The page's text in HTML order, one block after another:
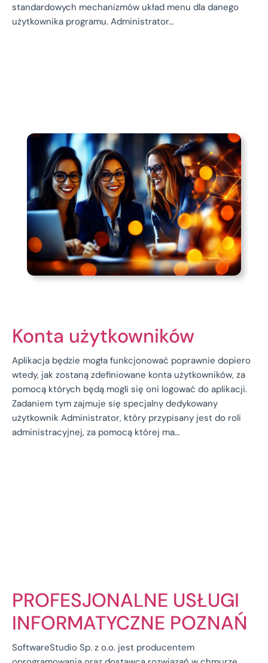
standardowych mechanizmów układ menu dla danego
użytkownika programu. Administrator…
Konta użytkowników
Aplikacja będzie mogła funkcjonować poprawnie dopiero
wtedy, jak zostaną zdefiniowane konta użytkowników, za
pomocą których będą mogli się oni logować do aplikacji.
Zadaniem tym zajmuje się specjalny dedykowany
użytkownik Administrator, który przypisany jest do roli
administracyjnej, za pomocą której ma…
PROFESJONALNE USŁUGI
INFORMATYCZNE POZNAŃ
SoftwareStudio Sp. z o.o. jest producentem